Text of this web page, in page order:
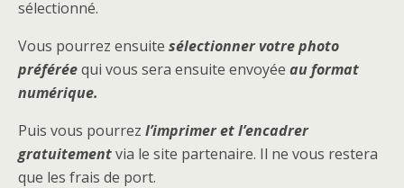
sélectionné.
Vous pourrez ensuite sélectionner votre photo
préféréequi vous sera ensuite envoyée au format
numérique.
Puis vous pourrez l’imprimer et l’encadrer
gratuitementvia le site partenaire. Il ne vous restera
que les frais de port.